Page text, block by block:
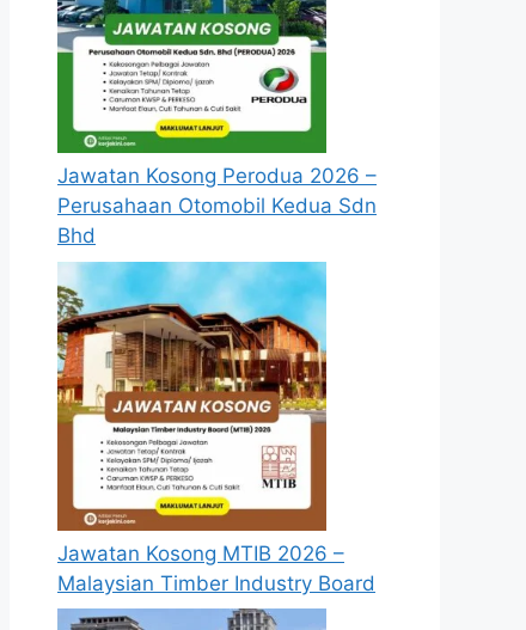
Jawatan Kosong Perodua 2026 –
Perusahaan Otomobil Kedua Sdn
Bhd
Jawatan Kosong MTIB 2026 –
Malaysian Timber Industry Board